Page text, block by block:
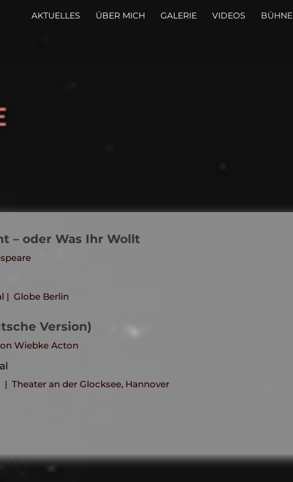
AKTUELLES ÜBER MICH GALERIE VIDEOS BÜHNE
– oder Was Ihr Wollt
| Globe Berlin
Version)
Wiebke Acton
| Theater an der Glocksee, Hannover